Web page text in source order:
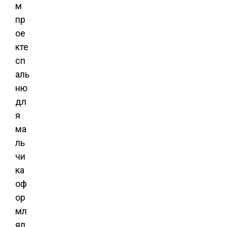
м
пр
ое
кте
сп
аль
ню
дл
я
ма
ль
чи
ка
оф
ор
мл
ял